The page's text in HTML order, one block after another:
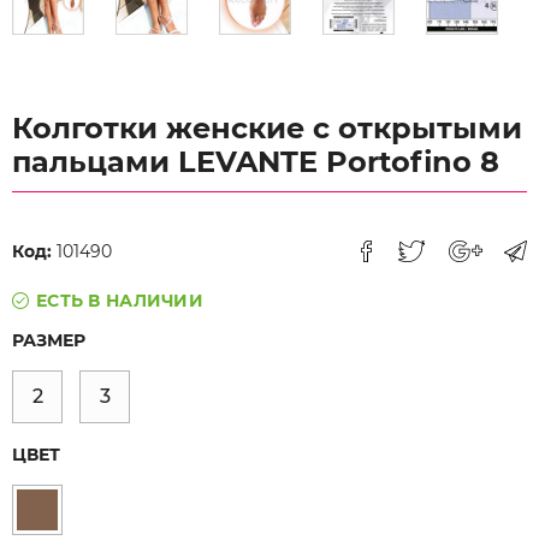
Колготки женские с открытыми
пальцами LEVANTE Portofino 8
Код: 101490
ЕСТЬ В НАЛИЧИИ
РАЗМЕР
2 3
ЦВЕТ